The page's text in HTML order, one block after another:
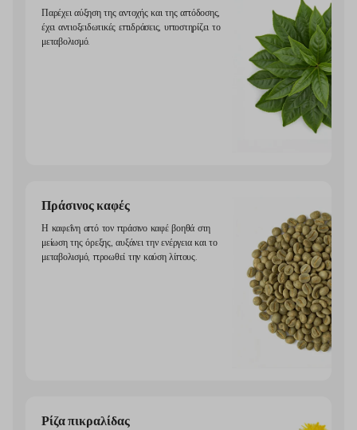
Παρέχει αύξηση της αντοχής και της απόδοσης,
έχει αντιοξειδωτικές επιδράσεις, υποστηρίζει το
μεταβολισμό.
Πράσινος καφές
Η καφεΐνη από τον πράσινο καφέ βοηθά στη
μείωση της όρεξης, αυξάνει την ενέργεια και το
μεταβολισμό, προωθεί την καύση λίπους.
Ρίζα πικραλίδας